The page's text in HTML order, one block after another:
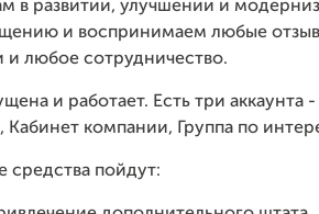
в развитии, улучшении и
и воспринимаем любые
и любое сотрудничество.
и работает. Есть три аккаунта
Кабинет компании, Группа по
средства пойдут: